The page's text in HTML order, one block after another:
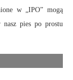
w „IPO” mogą
nasz pies po prostu